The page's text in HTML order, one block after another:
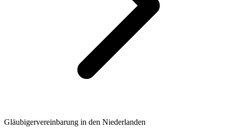
Gläubigervereinbarung in den Niederlanden